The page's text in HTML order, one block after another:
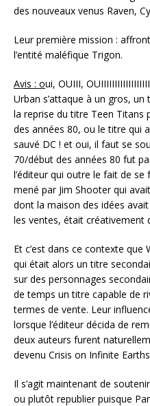
des nouveaux venus Raven,
Leur première mission :
l’entité maléfique Trigon.
Avis : oui, OUIII,
Urban s’attaque à un gros,
la reprise du titre Teen Titans
des années 80, ou le titre qui
sauvé DC ! et oui, il faut se
70/début des années 80 fut
l’éditeur qui outre le fait de
mené par Jim Shooter qui
dont la maison des idées
les ventes, était créativement
Et c’est dans ce contexte
qui était alors un titre
sur des personnages
de temps un titre capable de
termes de vente. Leur
lorsque l’éditeur décida de
deux auteurs furent
devenu Crisis on Infinite
Il s’agit maintenant de
ou plutôt republier puisque